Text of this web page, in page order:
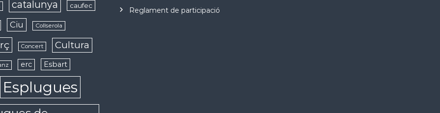
catalunya caufec
Ciu Collserola
Concert Cultura
erc Esbart
Esplugues
Reglament de participació